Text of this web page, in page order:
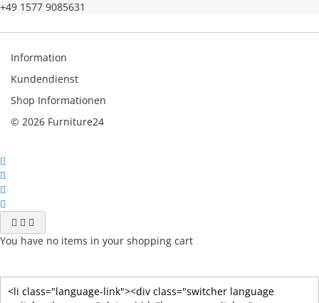
+49 1577 9085631
Information
Kundendienst
Shop Informationen
© 2026 Furniture24
You have no items in your shopping cart